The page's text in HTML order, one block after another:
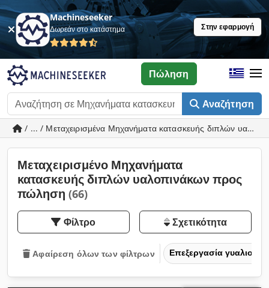
Machineseeker
Δωρεάν στο κατάστημα Στην εφαρμογή
Αναζήτηση
Πώληση
/ ... / Μεταχειρισμένα Μηχανήματα κατασκευής διπλών
Μεταχειρισμένο Μηχανήματα
κατασκευής διπλών υαλοπινάκων προς
πώληση (66)
Φίλτρο Σχετικότητα
Αφαίρεση όλων των φίλτρων Επεξεργασία γυαλιού